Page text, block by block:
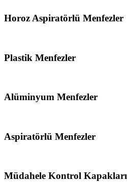
Horoz Aspiratörlü Menfezler
Plastik Menfezler
Alüminyum Menfezler
Aspiratörlü Menfezler
Müdahele Kontrol Kapakları